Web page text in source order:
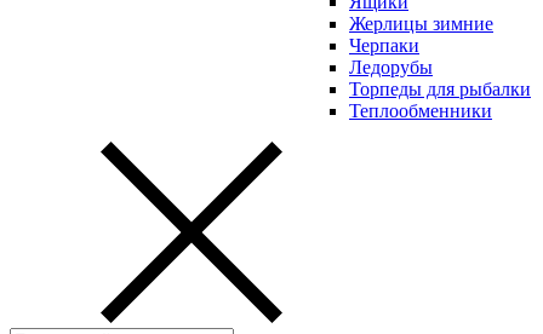
Жерлицы зимние
Черпаки
Ледорубы
Торпеды для рыбалки
Теплообменники